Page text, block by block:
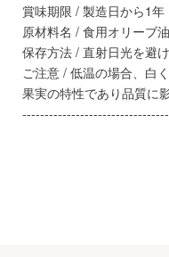
賞味期限 / 製造日から1年
原材料名 / 食用オリーブ
保存方法 / 直射日光を避
ご注意 / 低温の場合、白
果実の特性であり品質に
---------------------------------